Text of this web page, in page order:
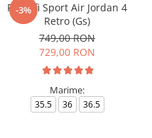
-3%
Pantofi Sport Air Jordan 4
Retro (Gs)
749,00 RON
729,00 RON
Marime:
35.5 36 36.5